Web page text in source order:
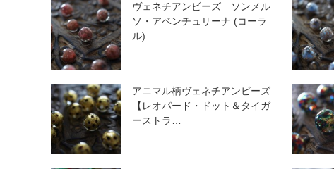
ヴェネチアンビーズ ソンメル
ソ・アベンチュリーナ (コーラ
ル) …
アニマル柄ヴェネチアンビーズ
【レオパード・ドット＆タイガ
ーストラ…